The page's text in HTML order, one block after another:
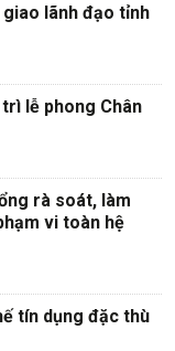
lãnh đạo tỉnh
lễ phong Chân
rà soát, làm
vi toàn hệ
tín dụng đặc thù